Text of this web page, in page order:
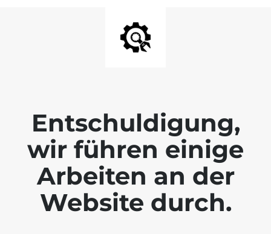
Entschuldigung,
wir führen einige
Arbeiten an der
Website durch.